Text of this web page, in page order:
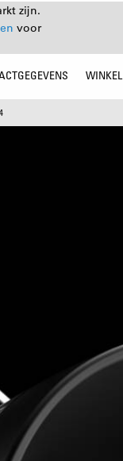
zijn.
voor
WINKEL